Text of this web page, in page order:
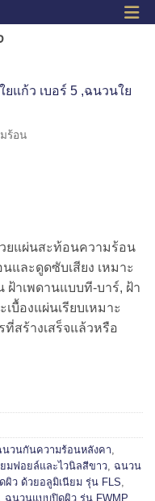
ร้อน
ยแผ่นสะท้อนความร้อน
และดูดซับเสียง เหมาะ
าเพดานแบบที-บาร์, ฝ้า
บื้องแผ่นเรียบเหมาะ
สร้างเสร็จแล้วหรือ
วนกันความร้อนหลังคา,
มฟอยล์และไวนิลสีขาว, ฉนวน
ว ด้วยอลูมิเนียม รุ่น FLS,
ฉนวนแบบปิดผิว รุ่น FWMP